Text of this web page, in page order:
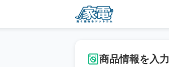
商品情報を入力